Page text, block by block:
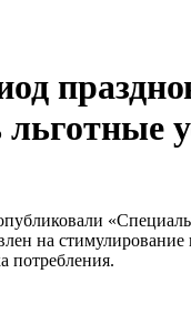
льготные
на
потребления.